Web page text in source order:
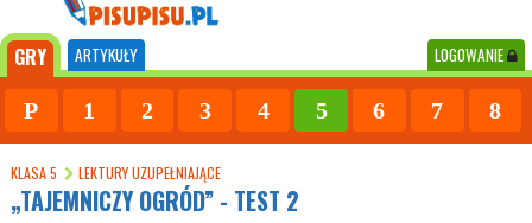
GRY ARTYKUŁY LOGOWANIE
P 1 2 3 4 5 6 7 8
KLASA 5 LEKTURY UZUPEŁNIAJĄCE
„TAJEMNICZY OGRÓD” - TEST 2